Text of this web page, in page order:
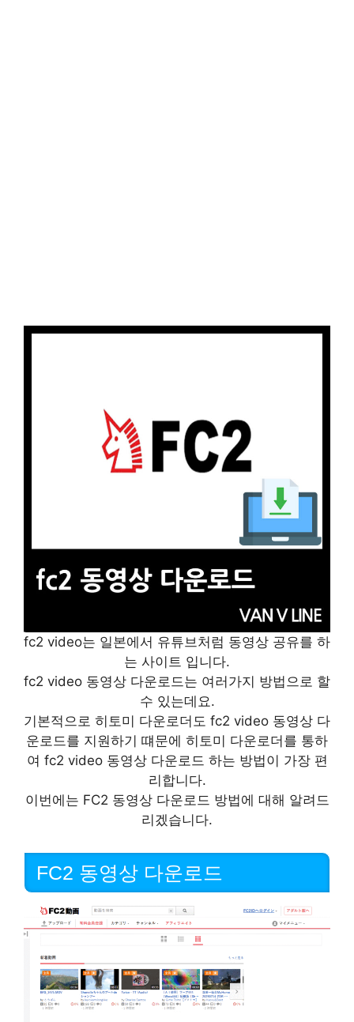
fc2 video는 일본에서 유튜브처럼 동영상 공유를 하
는 사이트 입니다.
fc2 video 동영상 다운로드는 여러가지 방법으로 할
수 있는데요.
기본적으로 히토미 다운로더도 fc2 video 동영상 다
운로드를 지원하기 떄문에 히토미 다운로더를 통하
여 fc2 video 동영상 다운로드 하는 방법이 가장 편
리합니다.
이번에는 FC2 동영상 다운로드 방법에 대해 알려드
리겠습니다.
FC2 동영상 다운로드